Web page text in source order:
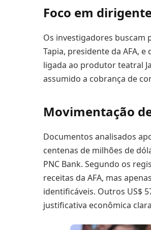
Foco em
Os investigadores buscam
Tapia, presidente da AFA,
ligada ao produtor teatral
assumido a cobrança de
Movimentação
Documentos analisados
centenas de milhões de
PNC Bank. Segundo os
receitas da AFA, mas
identificáveis. Outros US$
justificativa econômica